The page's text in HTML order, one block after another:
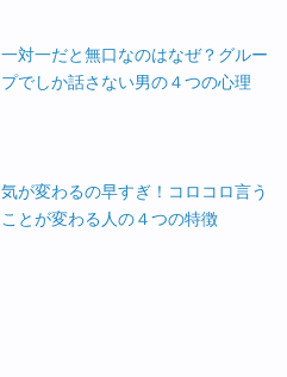
一対一だと無口なのはなぜ？グルー
プでしか話さない男の４つの心理
気が変わるの早すぎ！コロコロ言う
ことが変わる人の４つの特徴